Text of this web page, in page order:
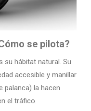
se pilota?
su hábitat natural. Su
accesible y manillar
palanca) la hacen
el tráfico.